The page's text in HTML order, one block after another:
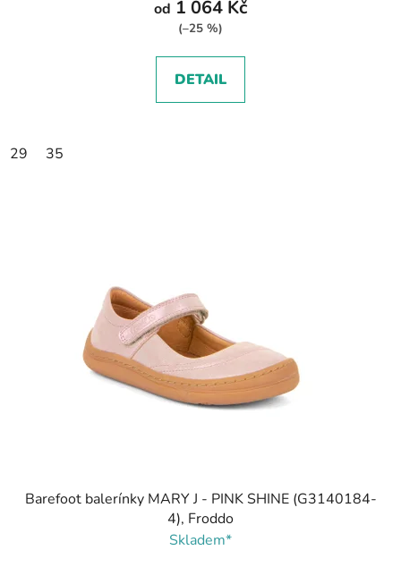
od 1 064 Kč
(–25 %)
DETAIL
29 35
Barefoot balerínky MARY J - PINK SHINE (G3140184-
4), Froddo
Skladem*